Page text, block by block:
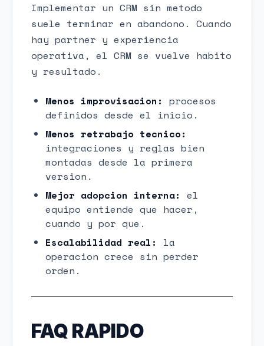
Implementar un CRM sin metodo
suele terminar en abandono. Cuando
hay partner y experiencia
operativa, el CRM se vuelve habito
y resultado.
Menos improvisacion: procesos
definidos desde el inicio.
Menos retrabajo tecnico:
integraciones y reglas bien
montadas desde la primera
version.
Mejor adopcion interna: el
equipo entiende que hacer,
cuando y por que.
Escalabilidad real:
la
operacion crece sin perder
orden.
FAQ RAPIDO